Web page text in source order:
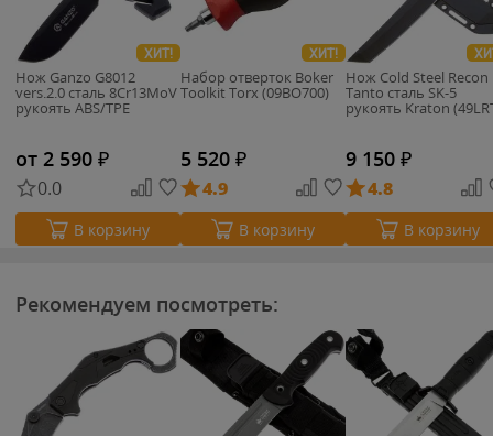
ХИТ!
Нож Ganzo G8012
vers.2.0 cталь 8Cr13MoV
рукоять ABS/TPE
от 2 590 ₽
0.0
В корзину
ХИТ!
Набор отверток Boker
Toolkit Torx (09BO700)
5 520 ₽
4.9
В корзину
Нож Cold Steel Recon
Tanto сталь SK-5
рукоять Kraton
9 150 ₽
4.8
В корзину
Рекомендуем посмотреть: